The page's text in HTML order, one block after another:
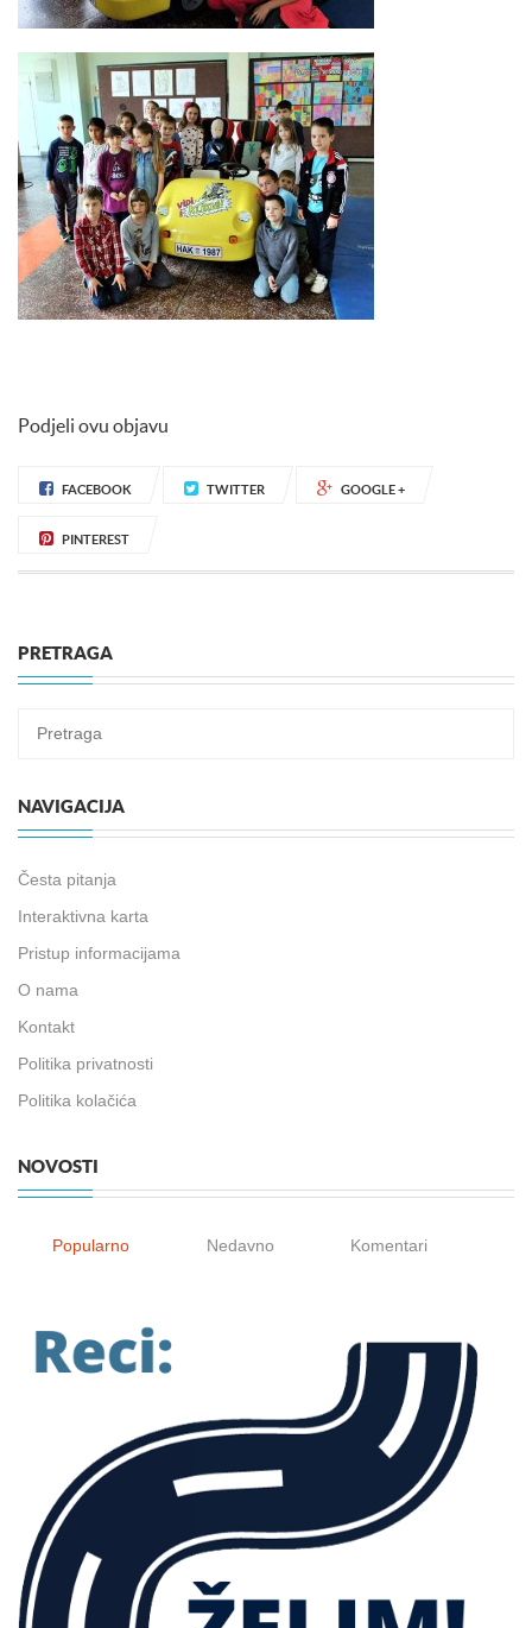
Podjeli ovu objavu
FACEBOOK TWITTER GOOGLE +
PINTEREST
PRETRAGA
NAVIGACIJA
Česta pitanja
Interaktivna karta
Pristup informacijama
O nama
Kontakt
Politika privatnosti
Politika kolačića
NOVOSTI
Popularno Nedavno Komentari